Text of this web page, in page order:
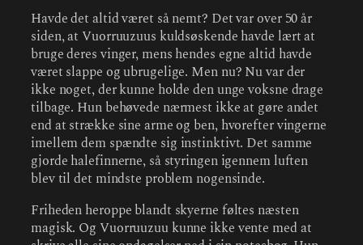
Havde det altid været så nemt? Det var over 50 år
siden, at Vuorruuzuus kuldsøskende havde lært at
bruge deres vinger, mens hendes egne altid havde
været slappe og ubrugelige. Men nu? Nu var der
ikke noget, der kunne holde den unge voksne drage
tilbage. Hun behøvede nærmest ikke at gøre andet
end at strække sine arme og ben, hvorefter vingerne
imellem dem spændte sig instinktivt. Det samme
gjorde halefinnerne, så styringen igennem luften
blev til det mindste problem nogensinde.
Friheden heroppe blandt skyerne føltes næsten
magisk. Og Vuorruuzuu kunne ikke vente med at